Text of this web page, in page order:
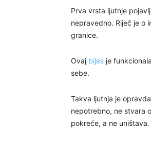
Prva vrsta ljutnje
nepravedno. Riječ je o
granice.
Ovaj bijes je
sebe.
Takva ljutnja je
nepotrebno, ne stvara
pokreće, a ne uništava.